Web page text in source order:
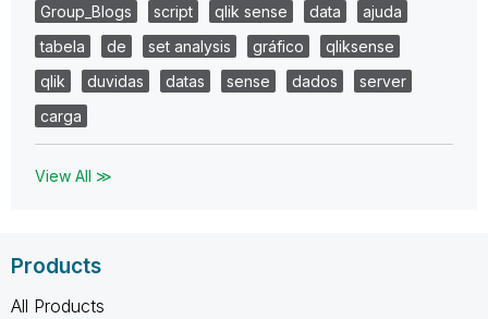
Group_Blogs
script qlik sense data
ajuda
tabela
de set analysis gráfico
qliksense
qlik
duvidas datas sense dados
server
carga
View All ≫
Products
All Products